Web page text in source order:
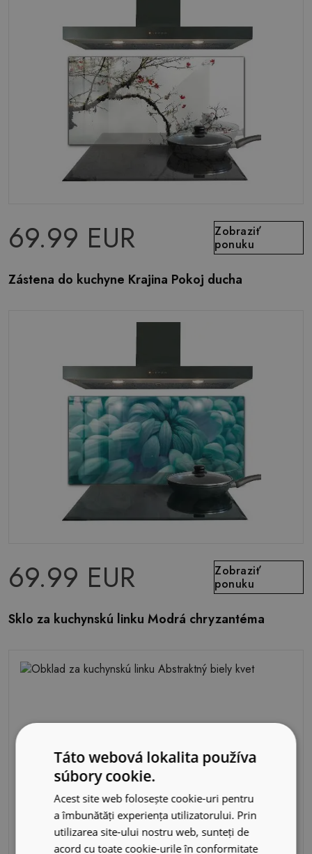
69.99 EUR
Zobraziť
ponuku
Zástena do kuchyne Krajina Pokoj ducha
69.99 EUR
Zobraziť
ponuku
Sklo za kuchynskú linku Modrá chryzantéma
Táto webová lokalita používa
súbory cookie.
Acest site web folosește cookie-uri pentru
a îmbunătăți experiența utilizatorului. Prin
utilizarea site-ului nostru web, sunteți de
acord cu toate cookie-urile în conformitate